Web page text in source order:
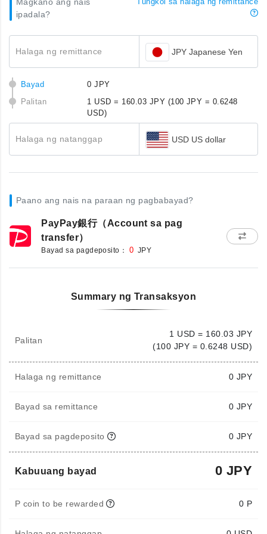
ipadala?
Halaga ng remittance JPY Japanese Yen
Bayad
0 JPY
Palitan
1 USD = 160.03 JPY (100 JPY = 0.6248
USD)
Halaga ng natanggap USD US dollar
Paano ang nais na paraan ng pagbabayad?
PayPay銀行（Account sa pag
transfer）
Bayad sa pagdeposito： 0 JPY
Summary ng Transaksyon
Palitan
1 USD = 160.03 JPY
(100 JPY = 0.6248 USD)
Halaga ng remittance 0 JPY
Bayad sa remittance 0 JPY
Bayad sa pagdeposito 0 JPY
Kabuuang bayad 0 JPY
P coin to be rewarded 0 P